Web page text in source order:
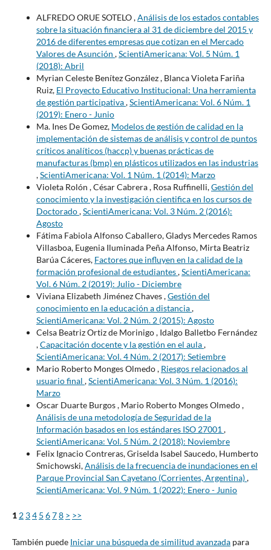
ALFREDO ORUE SOTELO ,Análisis de los estados contables
sobre la situación financiera al 31 de diciembre del 2015 y
2016 de diferentes empresas que cotizan en el Mercado
Valores de Asunción ,ScientiAmericana: Vol. 5 Núm. 1
(2018): Abril
Myrian Celeste Benítez González , Blanca Violeta Fariña
Ruiz, El Proyecto Educativo Institucional: Una herramienta
de gestión participativa,ScientiAmericana: Vol. 6 Núm. 1
(2019): Enero - Junio
Ma. Ines De Gomez, Modelos de gestión de calidad en la
implementación de sistemas de análisis y control de puntos
críticos analíticos (haccp) y buenas prácticas de
manufacturas (bmp) en plásticos utilizados en las industrias
,ScientiAmericana: Vol. 1 Núm. 1 (2014): Marzo
Violeta Rolón , César Cabrera , Rosa Ruffinelli,Gestión del
conocimiento y la investigación cientifica en los cursos de
Doctorado,ScientiAmericana: Vol. 3 Núm. 2 (2016):
Agosto
Fátima Fabiola Alfonso Caballero, Gladys Mercedes Ramos
Villasboa, Eugenia Iluminada Peña Alfonso, Mirta Beatriz
Barúa Cáceres, Factores que influyen en la calidad de la
formación profesional de estudiantes,ScientiAmericana:
Vol. 6 Núm. 2 (2019): Julio - Diciembre
Viviana Elizabeth Jiménez Chaves ,Gestión del
conocimiento en la educación a distancia,
ScientiAmericana: Vol. 2 Núm. 2 (2015): Agosto
Celsa Beatriz Ortiz de Morinigo , Idalgo Balletbo Fernández
,Capacitación docente y la gestión en el aula,
ScientiAmericana: Vol. 4 Núm. 2 (2017): Setiembre
Mario Roberto Monges Olmedo , Riesgos relacionados al
usuario final ,ScientiAmericana: Vol. 3 Núm. 1 (2016):
Marzo
Oscar Duarte Burgos , Mario Roberto Monges Olmedo ,
Análisis de una metodología de Seguridad de la
Información basados en los estándares ISO 27001 ,
ScientiAmericana: Vol. 5 Núm. 2 (2018): Noviembre
Felix Ignacio Contreras, Griselda Isabel Saucedo, Humberto
Smichowski,Análisis de la frecuencia de inundaciones en el
Parque Provincial San Cayetano (Corrientes, Argentina),
ScientiAmericana: Vol. 9 Núm. 1 (2022): Enero - Junio
1 2 34 5 678 > >>
También puede Iniciar una búsqueda de similitud avanzadapara